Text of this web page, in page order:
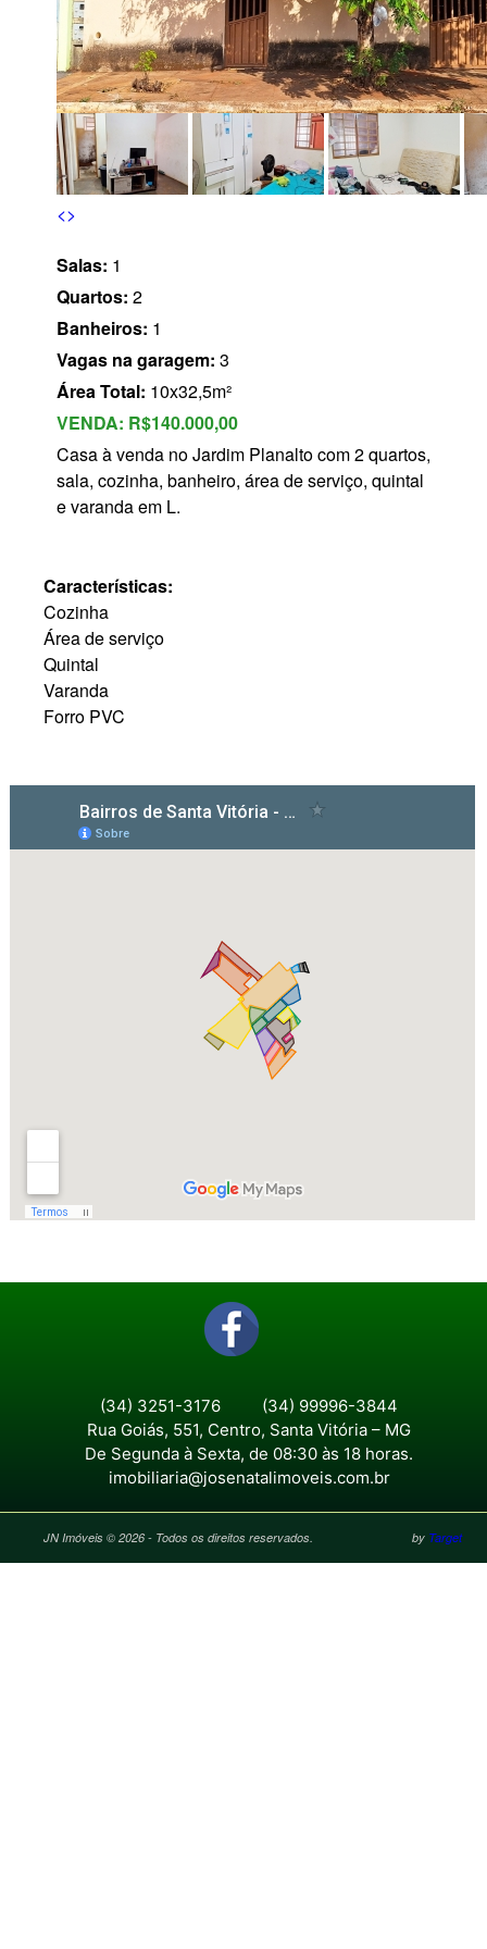
<>
Salas: 1
Quartos: 2
Banheiros: 1
Vagas na garagem: 3
Área Total: 10x32,5m²
VENDA: R$140.000,00
Casa à venda no Jardim Planalto com 2 quartos,
sala, cozinha, banheiro, área de serviço, quintal
e varanda em L.
Características:
Cozinha
Área de serviço
Quintal
Varanda
Forro PVC
(34) 3251-3176
(34) 99996-3844
Rua Goiás, 551, Centro, Santa Vitória – MG
De Segunda à Sexta, de 08:30 às 18 horas.
imobiliaria@josenatalimoveis.com.br
JN Imóveis © 2026 - Todos os direitos reservados. by Target